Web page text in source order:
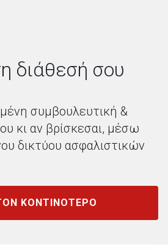
διάθεσή σου
συμβουλευτική &
κι αν βρίσκεσαι, μέσω
δικτύου ασφαλιστικών
ΚΟΝΤΙΝΟΤΕΡΟ